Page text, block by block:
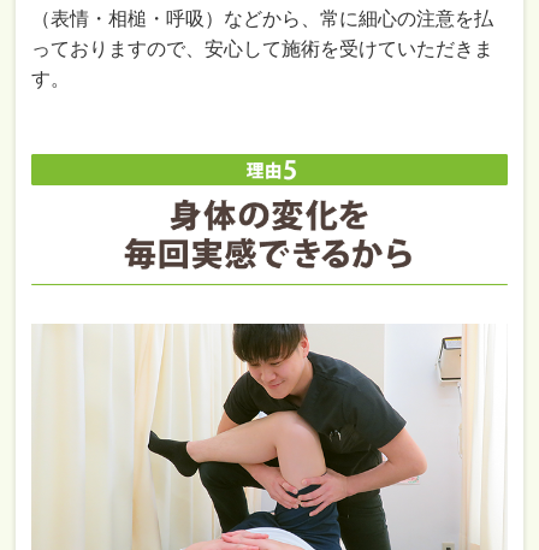
（表情・相槌・呼吸）などから、常に細心の注意を払
っておりますので、安心して施術を受けていただきま
す。